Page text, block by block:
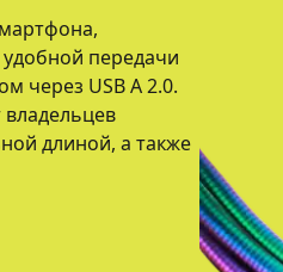
передачи
через USB А 2.0.
длиной, а также